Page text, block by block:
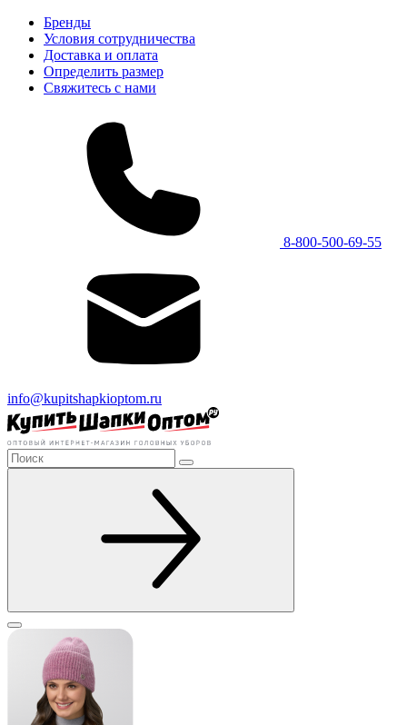
Бренды
Условия сотрудничества
Доставка и оплата
Определить размер
Свяжитесь с нами
8-800-500-69-55
info@kupitshapkioptom.ru